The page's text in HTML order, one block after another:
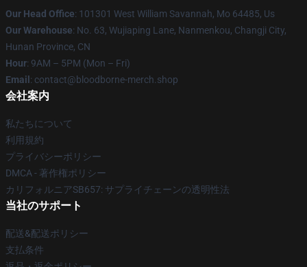
Our Head Office: 101301 West William Savannah, Mo 64485, Us
Our Warehouse: No. 63, Wujiaping Lane, Nanmenkou, Changji City,
Hunan Province, CN
Hour: 9AM – 5PM (Mon – Fri)
Email : contact@bloodborne-merch.shop
会社案内
私たちについて
利用規約
プライバシーポリシー
DMCA - 著作権ポリシー
カリフォルニアSB657: サプライチェーンの透明性法
当社のサポート
配送&配送ポリシー
支払条件